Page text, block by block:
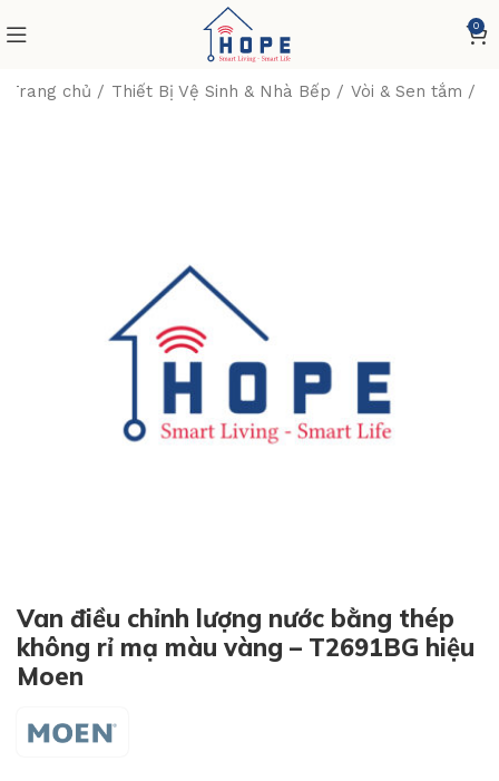
0
Trang chủ Thiết Bị Vệ Sinh & Nhà Bếp Vòi & Sen tắm
Van điều chỉnh lượng nước bằng thép
không rỉ mạ màu vàng – T2691BG hiệu
Moen